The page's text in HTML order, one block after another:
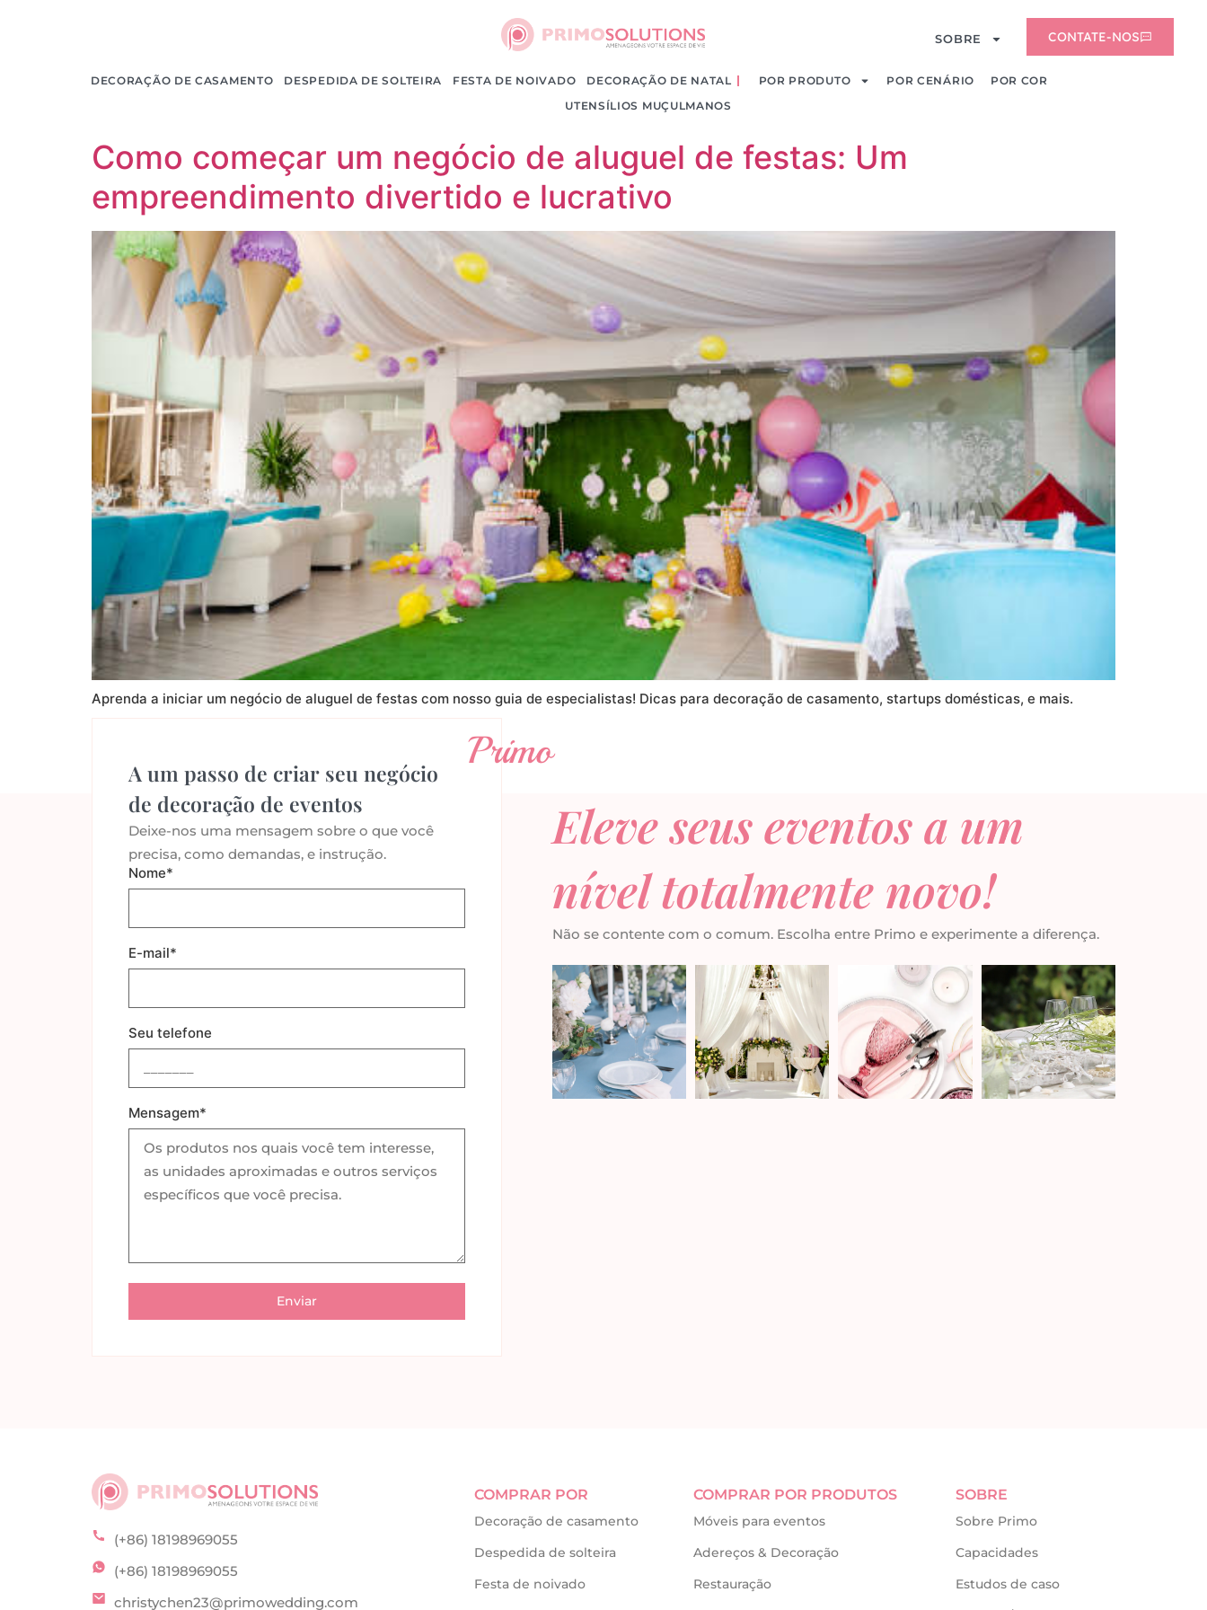
CONTATE-NOS
SOBRE
DECORAÇÃO DE CASAMENTO DESPEDIDA DE SOLTEIRA FESTA DE NOIVADO
DECORAÇÃO DE NATAL
UTENSÍLIOS MUÇULMANOS
POR PRODUTO POR CENÁRIO POR COR
Categoria:Sem categoria
Como começar um negócio de aluguel de festas: Um
empreendimento divertido e lucrativo
Aprenda a iniciar um negócio de aluguel de festas com nosso guia de especialistas! Dicas para decoração de casamento, startups domésticas, e mais.
mais recente
Primo
A um passo de criar seu negócio
de decoração de eventos
Deixe-nos uma mensagem sobre o que você
precisa, como demandas, e instrução.
Nome*
E-mail*
Seu telefone
Mensagem*
Eleve seus eventos a um
nível totalmente novo!
Não se contente com o comum. Escolha entre Primo e experimente a diferença.
(+86) 18198969055
(+86) 18198969055
christychen23@primowedding.com
COMPRAR POR
Decoração de casamento
Despedida de solteira
Festa de noivado
COMPRAR POR PRODUTOS
Móveis para eventos
Adereços & Decoração
Restauração
SOBRE
Sobre Primo
Capacidades
Estudos de caso